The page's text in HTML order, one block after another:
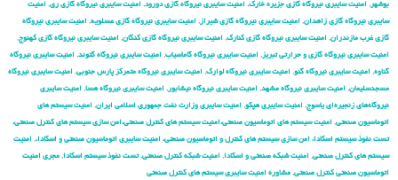
بوشهر , امنیت سایبری نیروگاه گازی جزیره خارک, امنیت سایبری نیروگاه گازی دورود, امنیت سایبری نیروگاه گازی ری, امنیت
سایبری نیروگاه گازی زاهدان, امنیت سایبری نیروگاه گازی شیراز , امنیت سایبری نیروگاه گازی عسلویه, امنیت سایبری نیروگاه
گازی غرب مازندران, امنیت سایبری نیروگاه گازی کنارک, امنیت سایبری نیروگاه گازی کنگان, امنیت سایبری نیروگاه گازی کهنوج,
امنیت سایبری نیروگاه گازی و حرارتی تبریز , امنیت سایبری نیروگاه گاماسیاب, امنیت سایبری نیروگاه گتوند, امنیت سایبری نیروگاه
گناوه, امنیت سایبری نیروگاه گنو, امنیت سایبری نیروگاه لوارک, امنیت سایبری نیروگاه متمرکز پارس جنوبی, امنیت سایبری نیروگاه
مسجدسلیمان, امنیت سایبری نیروگاه مشهد, امنیت سایبری نیروگاه نیشابور , امنیت سایبری نیروگاه هسا, امنیت سایبری
نیروگاه‌های زنجیره‌ای یاسوج, امنیت سایبری هپکو, امنیت سایبری وزارت نفت جمهوری اسلامی ایران, امنیت سیستم های
اتوماسیون صنعتی, امنیت سیستم های اتوماسیون صنعتی،امنیت سیستم های کنترل صنعتی،امن سازی سیستم های کنترل صنعتی،
تست نفوذ سیستم اسکادا، امن سازی سیستم های کنترل و اتوماسیون صنعتی، امنیت سایبری اتوماسیون صنعتی و اسکادا،, امنیت
سیستم های کنترل صنعتی, امنیت شبکه صنعتی و اسکادا, امنیت شبکه کنترل صنعتی,تست نفوذ سیستم اسکادا, مجری امنیت
اتوماسیون صنعتی کنترل صنعتی, مشاوره امنیت سایبری سیستم های کنترل صنعتی